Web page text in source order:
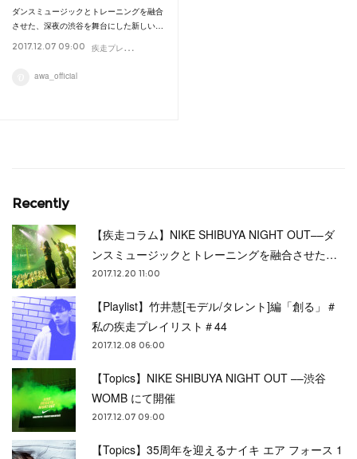
ダンスミュージックとトレーニングを融合
させた、深夜の渋谷を舞台にした新しい…
2017.12.07 09:00 疾
走プレイリスト
awa_official
Recently
【疾走コラム】NIKE SHIBUYA NIGHT OUT––ダ
ンスミュージックとトレーニングを融合させた…
2017.12.20 11:00
【Playlist】竹井慧[モデル/タレント]編「創る」＃
私の疾走プレイリスト＃44
2017.12.08 06:00
【Topics】NIKE SHIBUYA NIGHT OUT ––渋谷
WOMB にて開催
2017.12.07 09:00
【Topics】35周年を迎えるナイキ エア フォース 1